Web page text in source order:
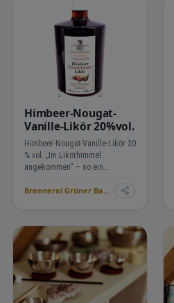
verbinden sich zu einem…
Himbeer-Nougat-
Vanille-Likör 20%vol.
Himbeer-Nougat-Vanille-Likör 20
% vol. „Im Likörhimmel
angekommen“ – so ein
Eine perfekte Kombination aus
Bourbon-Vanille als Abgang.…
Brennerei Grüner Baum ›